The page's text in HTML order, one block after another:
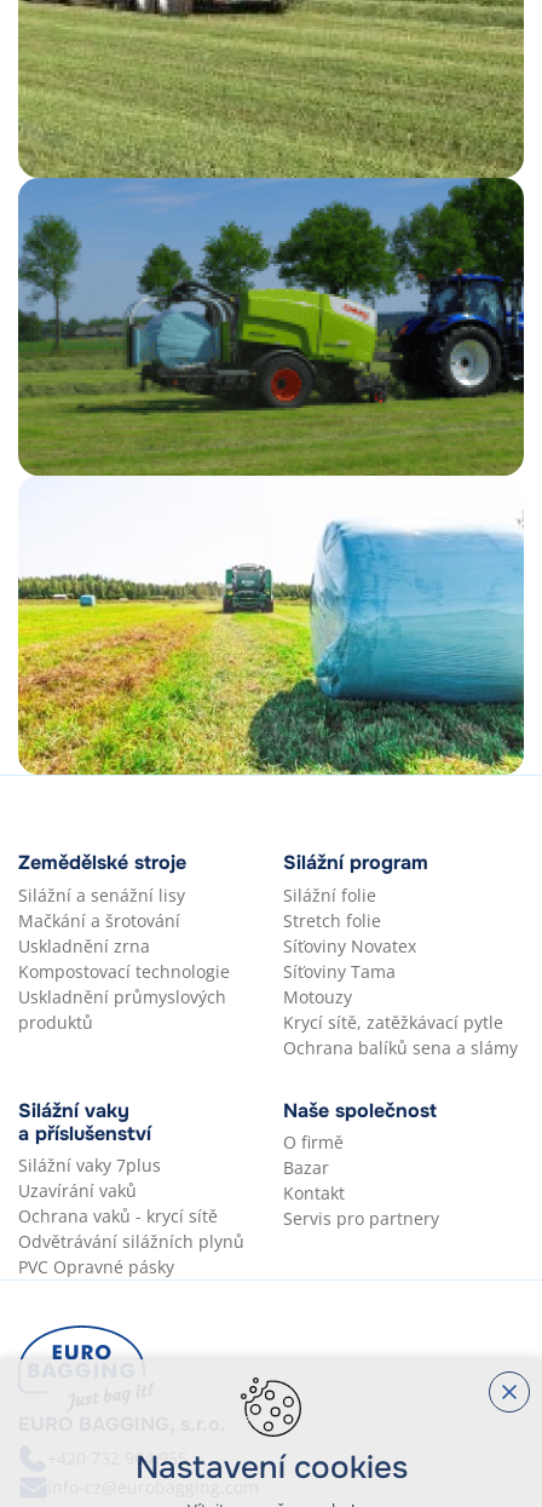
+420 732 904 955
info-cz@eurobagging.com
Zemědělské stroje
Silážní a senážní lisy
Mačkání a šrotování
Uskladnění zrna
Kompostovací technologie
Uskladnění průmyslových
produktů
Silážní program
Silážní folie
Stretch folie
Síťoviny Novatex
Síťoviny Tama
Motouzy
Krycí sítě, zatěžkávací pytle
Ochrana balíků sena a slámy
Silážní vaky
a příslušenství
Silážní vaky 7plus
Uzavírání vaků
Ochrana vaků - krycí sítě
Odvětrávání silážních plynů
PVC Opravné pásky
Naše společnost
O firmě
Bazar
Kontakt
Servis pro partnery
Nastavení cookies